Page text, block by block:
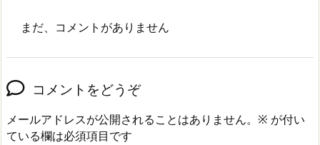
まだ、コメントがありません
コメントをどうぞ
メールアドレスが公開されることはありません。 ※ が付い
ている欄は必須項目です